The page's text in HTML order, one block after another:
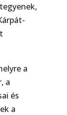
a
a
és
a